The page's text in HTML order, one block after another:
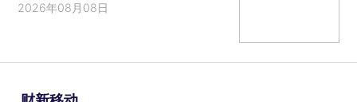
2026年08月08日